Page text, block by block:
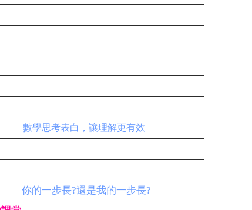
數學思考表白，讓理解更有效
你的一步長?還是我的一步長?